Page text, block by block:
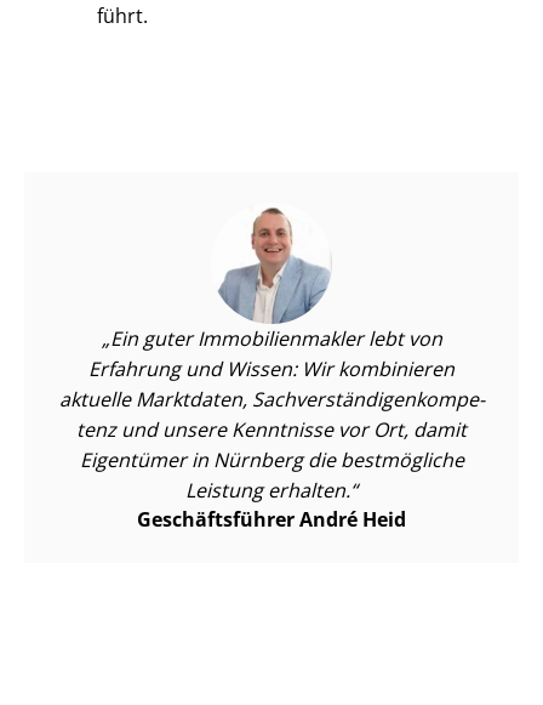
führt.
Ein guter Im­mo­bi­li­en­mak­ler lebt von
Erfahrung und Wissen: Wir kombinieren
aktuelle Marktdaten, Sach­ver­stän­di­gen­kom­pe­
tenz und unsere Kenntnisse vor Ort, damit
Eigentümer in Nürnberg die bestmögliche
Leistung erhalten.
Geschäftsführer André Heid